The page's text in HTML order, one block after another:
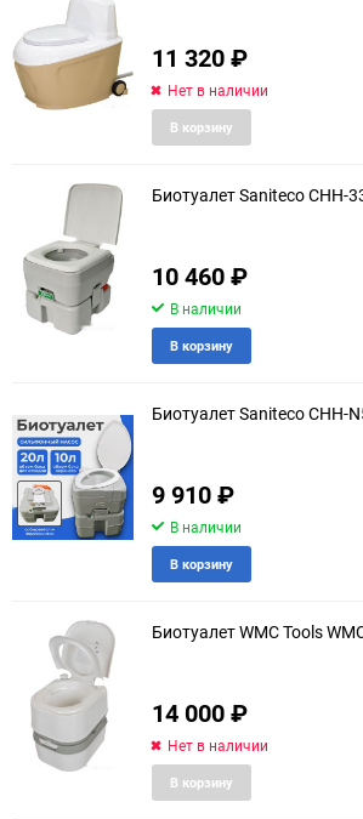
11 320₽
Нет в наличии
В корзину
Биотуалет Saniteco CHH-
10 460₽
В наличии
В корзину
еще 18 фото
Биотуалет Saniteco CHH-
9 910₽
В наличии
В корзину
Биотуалет WMC Tools
14 000₽
Нет в наличии
В корзину